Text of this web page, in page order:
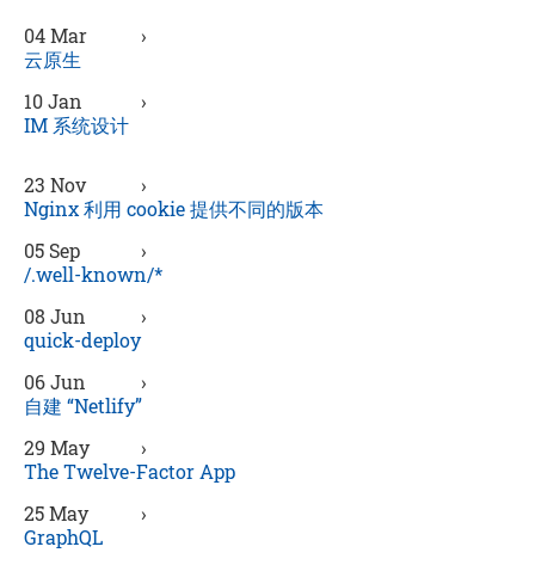
04 Mar
›
云原生
10 Jan
›
IM 系统设计
23 Nov
›
Nginx 利用 cookie 提供不同的版本
05 Sep
›
/.well-known/*
08 Jun
›
quick-deploy
06 Jun
›
自建 “Netlify”
29 May
›
The Twelve-Factor App
25 May
›
GraphQL